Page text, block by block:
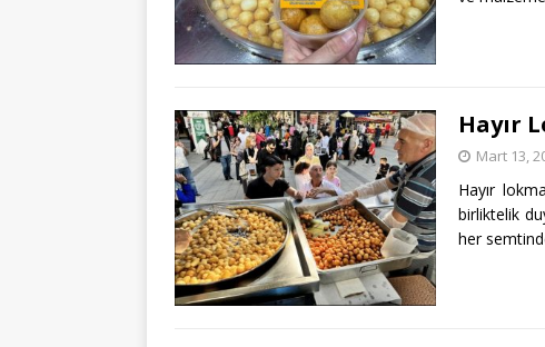
Hayır
Mart 13,
Hayır
birliktelik
her